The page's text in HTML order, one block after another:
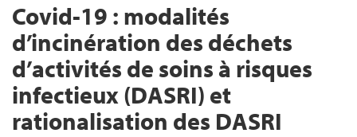
Covid-19 : modalités
d’incinération des déchets
d’activités de soins à risques
infectieux (DASRI) et
rationalisation des DASRI